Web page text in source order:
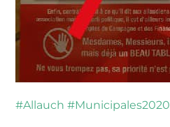
#Allauch #Municipales2020